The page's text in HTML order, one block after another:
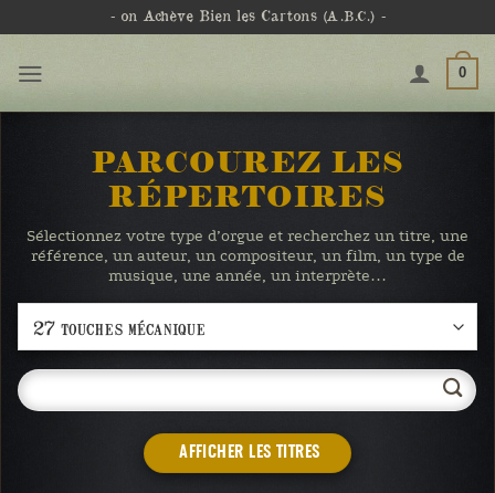
- on Achève Bien les Cartons (A.B.C.) -
0
PARCOUREZ LES
RÉPERTOIRES
Sélectionnez votre type d’orgue et recherchez un titre, une
référence, un auteur, un compositeur, un film, un type de
musique, une année, un interprète…
AFFICHER LES TITRES